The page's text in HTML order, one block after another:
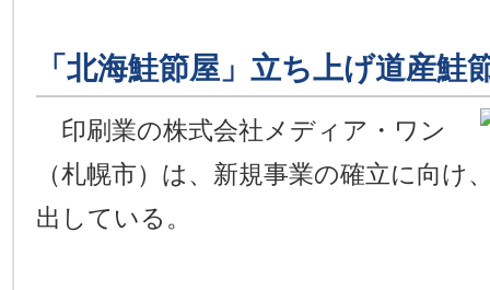
「北海鮭節屋」立ち上げ道産鮭
印刷業の株式会社メディア・ワン
（札幌市）は、新規事業の確立に向け
出している。